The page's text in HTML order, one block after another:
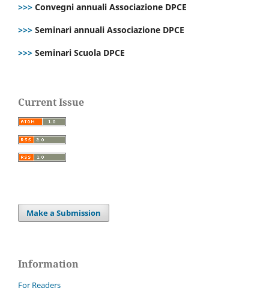
>>> Convegni annuali Associazione DPCE
>>> Seminari annuali Associazione DPCE
>>> Seminari Scuola DPCE
Current Issue
Make a Submission
Information
For Readers